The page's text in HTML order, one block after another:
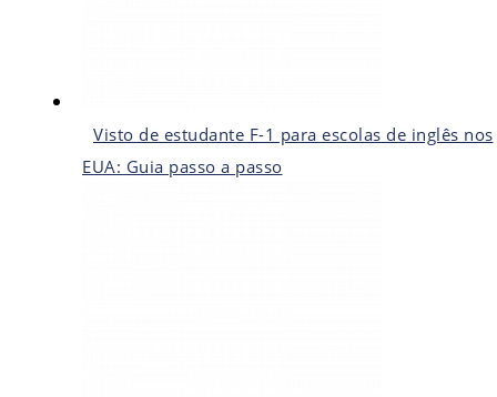
Visto de estudante F-1 para escolas de inglês nos
EUA: Guia passo a passo